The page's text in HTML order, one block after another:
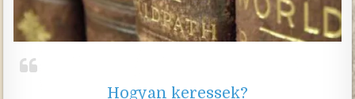
Hogyan keressek?